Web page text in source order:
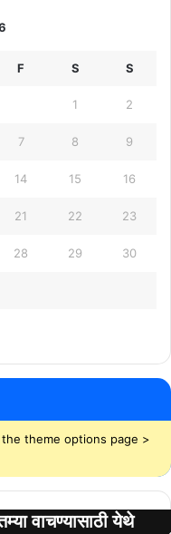
F S S
1 2
7 8 9
14 15 16
21 22 23
28 29 30
theme options page >
वाचण्यासाठी येथे